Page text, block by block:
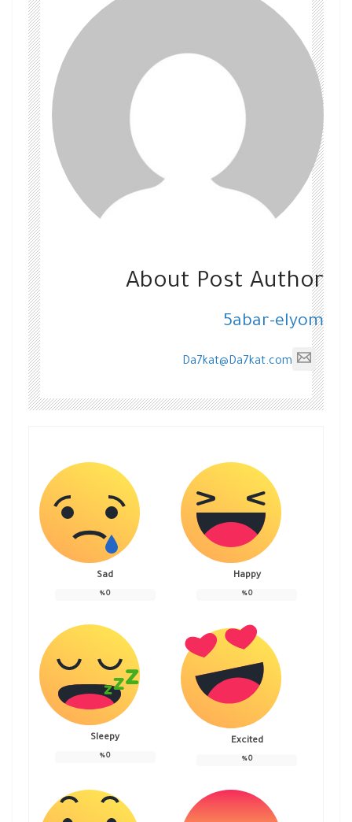
About Post Author
5abar-elyom
Da7kat@Da7kat.com
Happy
0
%
Sad
0
%
Excited
0
%
Sleepy
0
%